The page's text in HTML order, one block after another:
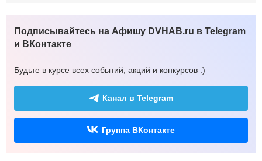
Подписывайтесь на Афишу DVHAB.ru в Telegram
и ВКонтакте
Будьте в курсе всех событий, акций и конкурсов :)
Канал в Telegram
Группа ВКонтакте